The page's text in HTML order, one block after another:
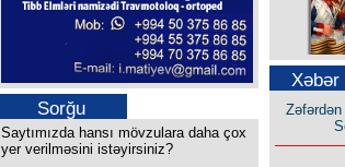
Sorğu
Saytımızda hansı mövzulara daha çox
yer verilməsini istəyirsiniz?
Xəbər
Zəfərdən